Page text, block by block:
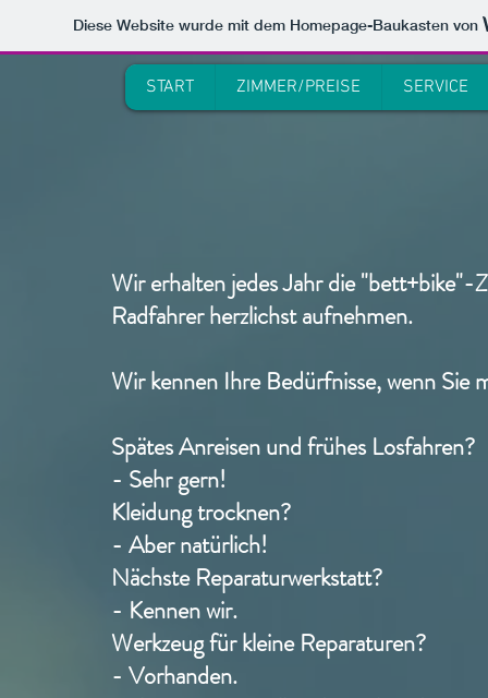
Diese Website wurde mit dem Homepage-Baukasten von
START ZIMMER/PREISE SERVICE
Wir erhalten jedes Jahr die
Radfahrer herzlichst aufnehmen.
Wir kennen Ihre Bedürfnisse, wenn Sie
Spätes Anreisen und frühes Losfahren?
- Sehr gern!
Kleidung trocknen?
- Aber natürlich!
Nächste Reparaturwerkstatt?
- Kennen wir.
Werkzeug für kleine Reparaturen?
- Vorhanden.